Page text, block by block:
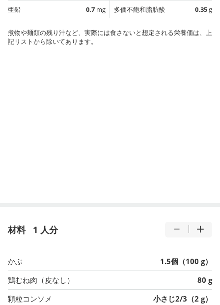
亜鉛
0.7 mg
多価不飽和脂肪酸
0.35g
煮物や麺類の残り汁など、実際には食さないと想定される栄養価は、上
記リストから除いてあります。
材料 1 人分
かぶ
1.5個（100 g）
鶏むね肉（皮なし）
80 g
顆粒コンソメ
小さじ2/3（2 g）